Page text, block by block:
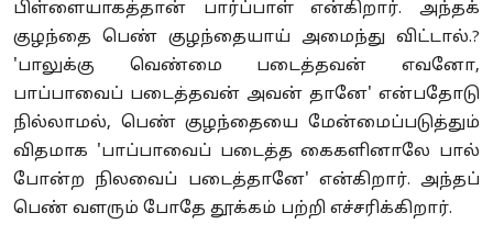
பிள்ளையாகத்தான் பார்ப்பாள் என்கிறார். அந்தக்
குழந்தை பெண் குழந்தையாய் அமைந்து விட்டால்.?
'பாலுக்கு வெண்மை படைத்தவன் எவனோ,
பாப்பாவைப் படைத்தவன் அவன் தானே' என்பதோடு
நில்லாமல், பெண் குழந்தையை மேன்மைப்படுத்தும்
விதமாக 'பாப்பாவைப் படைத்த கைகளினாலே பால்
போன்ற நிலவைப் படைத்தானே' என்கிறார். அந்தப்
பெண் வளரும் போதே தூக்கம் பற்றி எச்சரிக்கிறார்.